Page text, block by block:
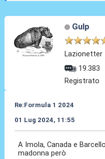
Gulp
Lazionetter
19.383
Registrato
Re:Formula 1 2024
01 Lug 2024, 11:55
A Imola, Canada e
madonna però